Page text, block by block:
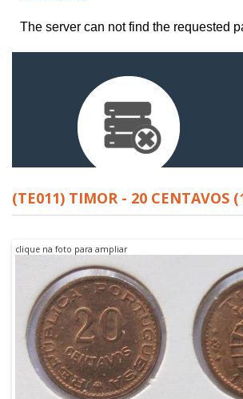
(TE011) TIMOR - 20 CENTAVOS
clique na foto para ampliar